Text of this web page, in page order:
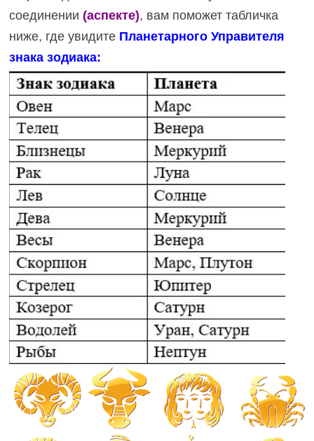
соединении (аспекте), вам поможет табличка
ниже, где увидите Планетарного Управителя
знака зодиака: